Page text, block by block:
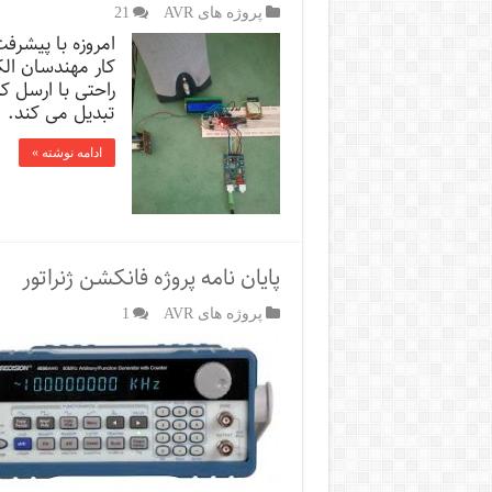
پروژه های AVR 21
امروزه با
کار مهندسان
راحتی با
تبدیل می
ادامه نوشته »
پایان نامه پروژه فانکشن ژنراتور
پروژه های AVR 1